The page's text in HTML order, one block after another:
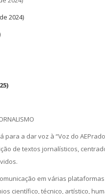
2024)
para a dar voz à “Voz do
de textos jornalísticos,
em várias
científico, técnico, artístico,